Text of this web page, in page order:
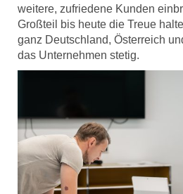
weitere, zufriedene Kunden
Großteil bis heute die Treue
ganz Deutschland, Österreich
das Unternehmen stetig.